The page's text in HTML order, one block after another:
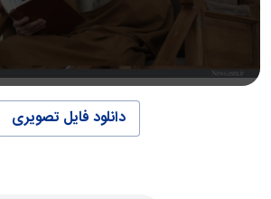
دانلود فایل تصویری